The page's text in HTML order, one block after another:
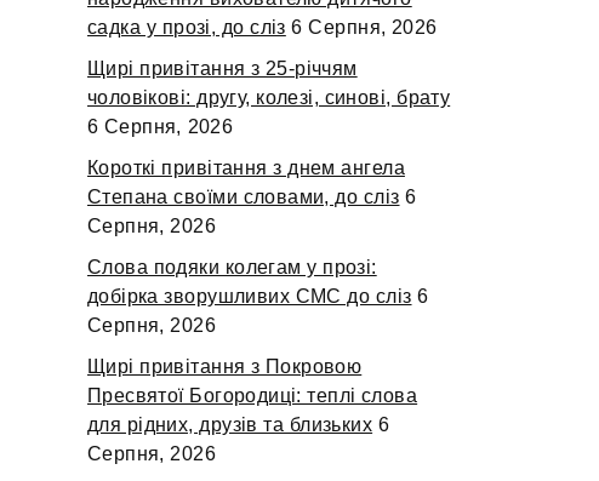
садка у прозі, до сліз 6 Серпня, 2026
Щирі привітання з 25-річчям
чоловікові: другу, колезі, синові, брату
6 Серпня, 2026
Короткі привітання з днем ангела
Степана своїми словами, до сліз 6
Серпня, 2026
Слова подяки колегам у прозі:
добірка зворушливих СМС до сліз 6
Серпня, 2026
Щирі привітання з Покровою
Пресвятої Богородиці: теплі слова
для рідних, друзів та близьких 6
Серпня, 2026